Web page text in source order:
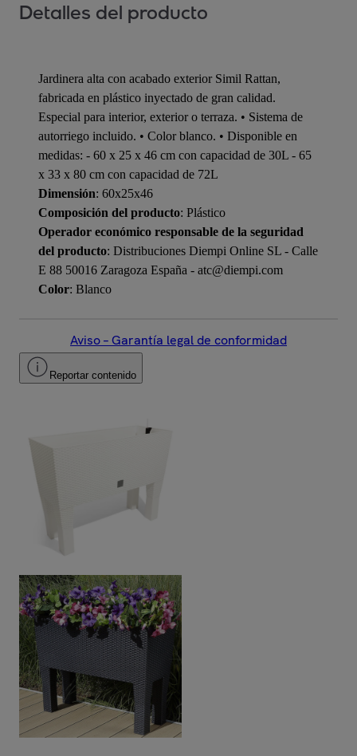
Detalles del producto
Jardinera alta con acabado exterior Simil Rattan,
fabricada en plástico inyectado de gran calidad.
Especial para interior, exterior o terraza. • Sistema de
autorriego incluido. • Color blanco. • Disponible en
medidas: - 60 x 25 x 46 cm con capacidad de 30L - 65
x 33 x 80 cm con capacidad de 72L
Dimensión: 60x25x46
Composición del producto: Plástico
Operador económico responsable de la seguridad
del producto: Distribuciones Diempi Online SL - Calle
E 88 50016 Zaragoza España - atc@diempi.com
Color: Blanco
Aviso – Garantía legal de conformidad
Reportar contenido